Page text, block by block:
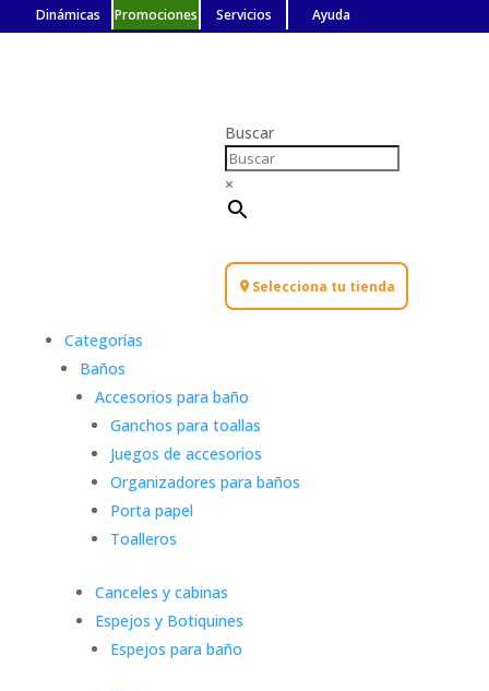
Dinámicas Promociones Servicios Ayuda
Categorías
Baños
Accesorios para baño
Ganchos para toallas
Juegos de accesorios
Organizadores para baños
Porta papel
Toalleros
Canceles y cabinas
Espejos y Botiquines
Espejos para baño
Buscar
×
Selecciona tu tienda